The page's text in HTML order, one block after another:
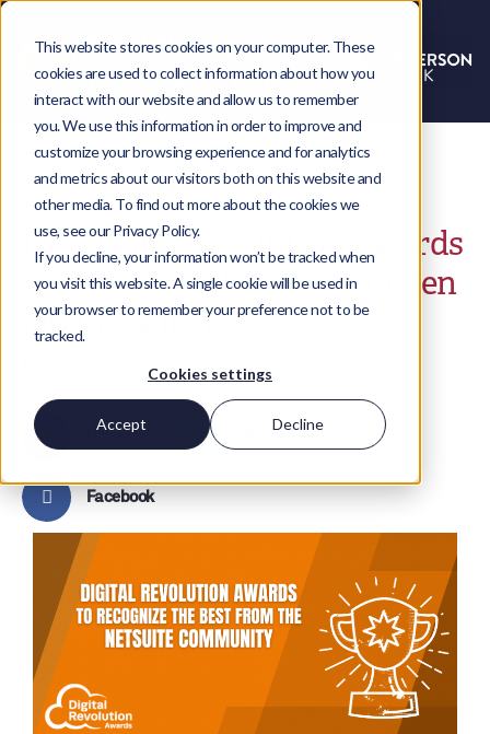
This website stores cookies on your computer. These
cookies are used to collect information about how you
interact with our website and allow us to remember
you. We use this information in order to improve and
customize your browsing experience and for analytics
and metrics about our visitors both on this website and
other media. To find out more about the cookies we
use, see our Privacy Policy.
If you decline, your information won’t be tracked when
you visit this website. A single cookie will be used in
your browser to remember your preference not to be
tracked.
Cookies settings
Accept Decline
Die Digital Revolution Awards
sind zurück - Nominierungen
jetzt möglich!
Megan-Louise Burnham
Teilen
LinkedIn Twitter
Facebook